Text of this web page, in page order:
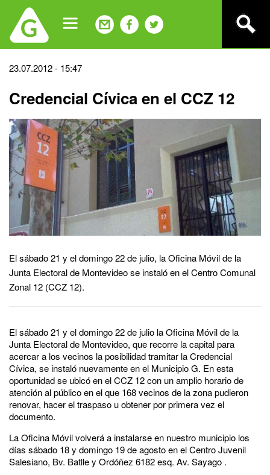
navigation
Back
top
23.07.2012 - 15:47
Credencial Cívica en el CCZ 12
El sábado 21 y el domingo 22 de julio, la Oficina Móvil de la
Junta Electoral de Montevideo se instaló en el Centro Comunal
Zonal 12 (CCZ 12).
El sábado 21 y el domingo 22 de julio la Oficina Móvil de la
Junta Electoral de Montevideo, que recorre la capital para
acercar a los vecinos la posibilidad tramitar la Credencial
Cívica, se instaló nuevamente en el Municipio G. En esta
oportunidad se ubicó en el CCZ 12 con un amplio horario de
atención al público en el que 168 vecinos de la zona pudieron
renovar, hacer el traspaso u obtener por primera vez el
documento.
La Oficina Móvil volverá a instalarse en nuestro municipio los
días sábado 18 y domingo 19 de agosto en el Centro Juvenil
Salesiano, Bv. Batlle y Ordóñez 6182 esq. Av. Sayago .